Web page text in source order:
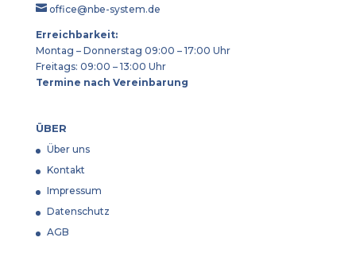
 office@nbe-system.de
Erreichbarkeit:
Montag – Donnerstag 09:00 – 17:00 Uhr
Freitags: 09:00 – 13:00 Uhr
Termine nach Vereinbarung
ÜBER
Über uns
Kontakt
Impressum
Datenschutz
AGB